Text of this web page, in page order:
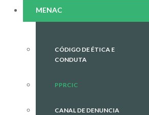
MENAC
CÓDIGO DE ÉTICA E
CONDUTA
PPRCIC
CANAL DE DENUNCIA